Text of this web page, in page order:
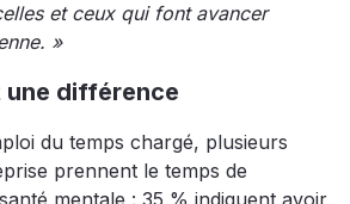
et ceux qui font avancer
»
une différence
du temps chargé, plusieurs
prennent le temps de